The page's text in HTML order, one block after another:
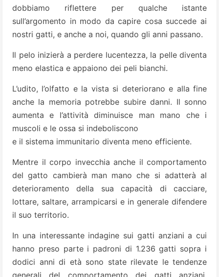
dobbiamo riflettere per qualche istante
sull’argomento in modo da capire cosa succede ai
nostri gatti, e anche a noi, quando gli anni passano.
Il pelo inizierà a perdere lucentezza, la pelle diventa
meno elastica e appaiono dei peli bianchi.
L’udito, l’olfatto e la vista si deteriorano e alla fine
anche la memoria potrebbe subire danni. Il sonno
aumenta e l’attività diminuisce man mano che i
muscoli e le ossa si indeboliscono
e il sistema immunitario diventa meno efficiente.
Mentre il corpo invecchia anche il comportamento
del gatto cambierà man mano che si adatterà al
deterioramento della sua capacità di cacciare,
lottare, saltare, arrampicarsi e in generale difendere
il suo territorio.
In una interessante indagine sui gatti anziani a cui
hanno preso parte i padroni di 1.236 gatti sopra i
dodici anni di età sono state rilevate le tendenze
generali del comportamento dei gatti anziani.